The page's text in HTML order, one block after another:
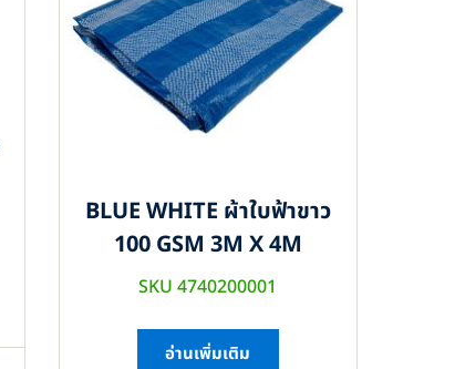
BLUE WHITE ผ้าใบฟ้าขาว
100 GSM 3M X 4M
SKU 4740200001
อ่านเพิ่มเติม